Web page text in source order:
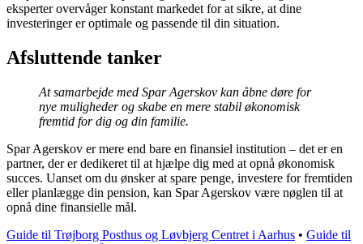
eksperter overvåger konstant markedet for at sikre, at dine
investeringer er optimale og passende til din situation.
Afsluttende tanker
At samarbejde med Spar Agerskov kan åbne døre for
nye muligheder og skabe en mere stabil økonomisk
fremtid for dig og din familie.
Spar Agerskov er mere end bare en finansiel institution – det er en
partner, der er dedikeret til at hjælpe dig med at opnå økonomisk
succes. Uanset om du ønsker at spare penge, investere for fremtiden
eller planlægge din pension, kan Spar Agerskov være nøglen til at
opnå dine finansielle mål.
Guide til Trøjborg Posthus og Løvbjerg Centret i Aarhus • Guide til